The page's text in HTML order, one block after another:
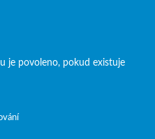
je povoleno, pokud existuje